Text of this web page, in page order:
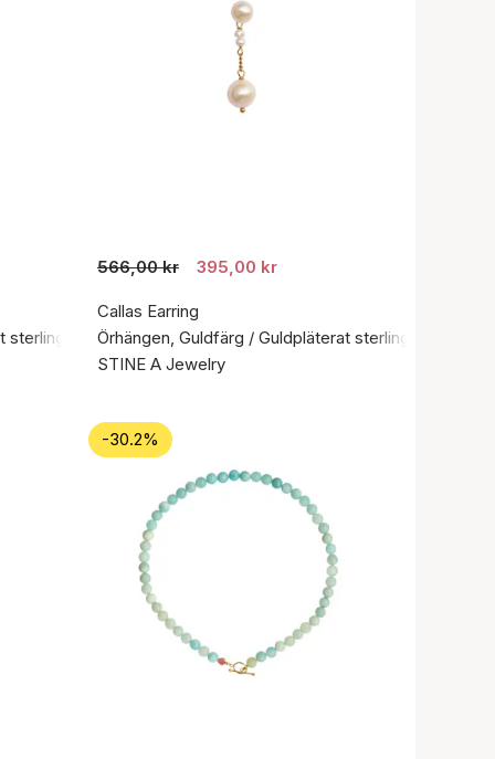
sterlingsilver 925
566,00 kr 395,00 kr
Callas Earring
Örhängen, Guldfärg / Guldpläterat sterlingsilver 925
STINE A Jewelry
-30.2%